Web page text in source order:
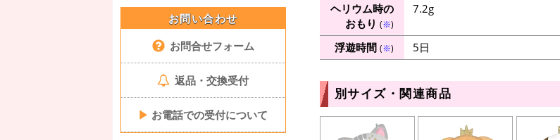
お問い合わせ
お問合せフォーム
返品・交換受付
▶ お電話での受付について
ヘリウム時の
おもり (※)
7.2g
浮遊時間 (※) 5日
別サイズ・関連商品